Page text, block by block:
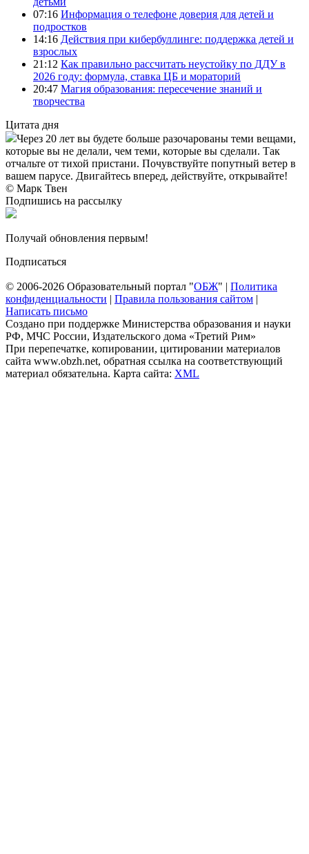
07:16 Информация о телефоне доверия для детей и
подростков
14:16 Действия при кибербуллинге: поддержка детей и
взрослых
21:12 Как правильно рассчитать неустойку по ДДУ в
2026 году: формула, ставка ЦБ и мораторий
20:47 Магия образования: пересечение знаний и
творчества
Цитата дня
Через 20 лет вы будете больше разочарованы теми вещами,
которые вы не делали, чем теми, которые вы сделали. Так
отчальте от тихой пристани. Почувствуйте попутный ветер в
вашем парусе. Двигайтесь вперед, действуйте, открывайте!
© Марк Твен
Подпишись на рассылку
Получай обновления первым!
Подписаться
© 2006-2026 Образовательный портал "ОБЖ" | Политика
конфиденциальности | Правила пользования сайтом |
Написать письмо
Создано при поддержке Министерства образования и науки
РФ, МЧС России, Издательского дома «Третий Рим»
При перепечатке, копировании, цитировании материалов
сайта www.obzh.net, обратная ссылка на соответствующий
материал обязательна. Карта сайта: XML